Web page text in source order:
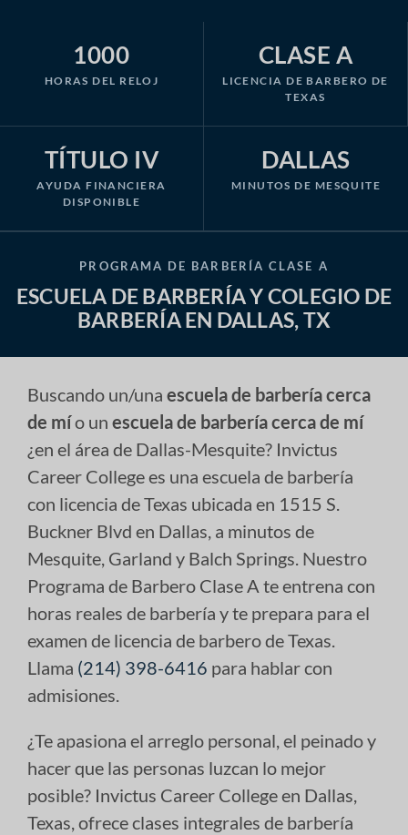
1000
HORAS DEL RELOJ
CLASE A
LICENCIA DE BARBERO DE
TEXAS
TÍTULO IV
AYUDA FINANCIERA
DISPONIBLE
DALLAS
MINUTOS DE MESQUITE
PROGRAMA DE BARBERÍA CLASE A
ESCUELA DE BARBERÍA Y COLEGIO DE
BARBERÍA EN DALLAS, TX
Buscando un/una escuela de barbería cerca
de mío un escuela de barbería cerca de mí
¿en el área de Dallas-Mesquite? Invictus
Career College es una escuela de barbería
con licencia de Texas ubicada en 1515 S.
Buckner Blvd en Dallas, a minutos de
Mesquite, Garland y Balch Springs. Nuestro
Programa de Barbero Clase A te entrena con
horas reales de barbería y te prepara para el
examen de licencia de barbero de Texas.
Llama (214) 398-6416 para hablar con
admisiones.
¿Te apasiona el arreglo personal, el peinado y
hacer que las personas luzcan lo mejor
posible? Invictus Career College en Dallas,
Texas, ofrece clases integrales de barbería